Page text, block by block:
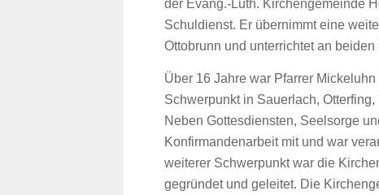
der Evang.-Luth. Kirchengemeinde
Schuldienst. Er übernimmt eine
Ottobrunn und unterrichtet an
Über 16 Jahre war Pfarrer
Schwerpunkt in Sauerlach,
Neben Gottesdiensten, Seelsorge
Konfirmandenarbeit mit und war
weiterer Schwerpunkt war die
gegründet und geleitet. Die